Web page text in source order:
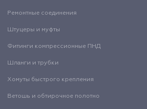
Ремонтные соединения
Штуцеры и муфты
Фитинги компрессионные ПНД
Шланги и трубки
Хомуты быстрого крепления
Ветошь и обтирочное полотно